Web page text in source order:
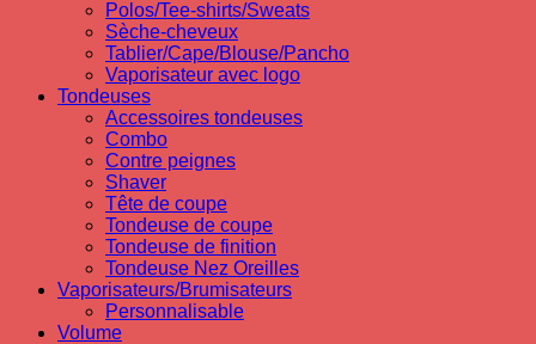
Polos/Tee-shirts/Sweats
Sèche-cheveux
Tablier/Cape/Blouse/Pancho
Vaporisateur avec logo
Tondeuses
Accessoires tondeuses
Combo
Contre peignes
Shaver
Tête de coupe
Tondeuse de coupe
Tondeuse de finition
Tondeuse Nez Oreilles
Vaporisateurs/Brumisateurs
Personnalisable
Volume